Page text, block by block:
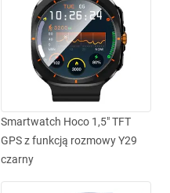
Smartwatch Hoco 1,5" TFT
GPS z funkcją rozmowy Y29
czarny